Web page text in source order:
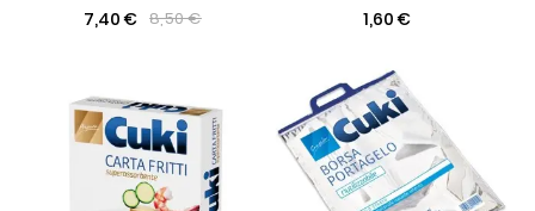
7,40 € 8,50 €
1,60 €